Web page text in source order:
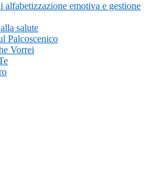
alfabetizzazione emotiva e gestione
salute
Palcoscenico
Vorrei